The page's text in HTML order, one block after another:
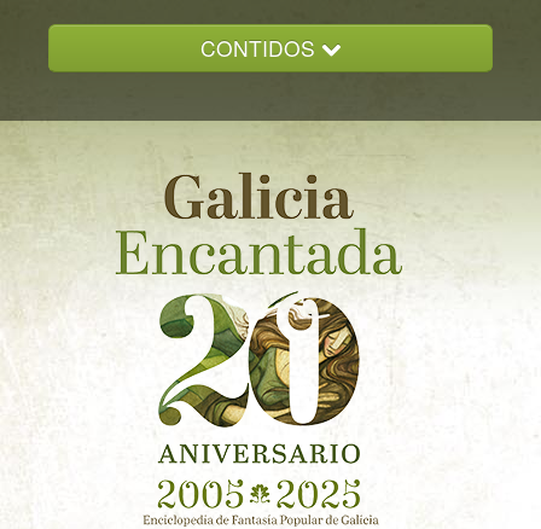
CONTIDOS
GALICIA ENCANTADA
DOCUMENTACION
NOVAS
CONTACTO